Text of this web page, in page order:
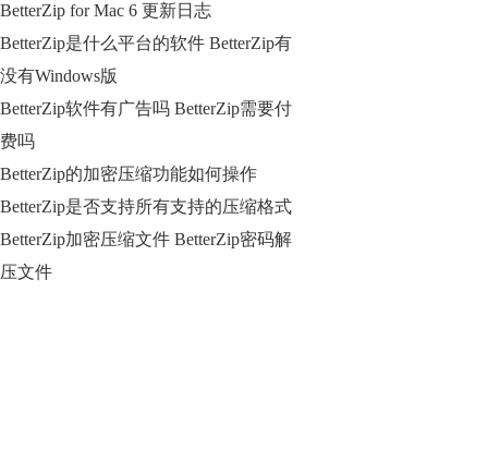
BetterZip for Mac 6 更新日志
BetterZip是什么平台的软件 BetterZip有
没有Windows版
BetterZip软件有广告吗 BetterZip需要付
费吗
BetterZip的加密压缩功能如何操作
BetterZip是否支持所有支持的压缩格式
BetterZip加密压缩文件 BetterZip密码解
压文件